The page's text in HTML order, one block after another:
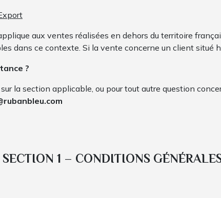
aux ventes réalisées en dehors du territoire
dans ce contexte. Si la vente concerne un client situé
?
la section applicable, ou pour tout autre question
SECTION 1 – CONDITIONS